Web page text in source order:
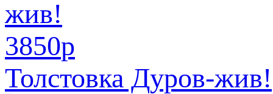
3850p
Толстовка Дуров-жив!